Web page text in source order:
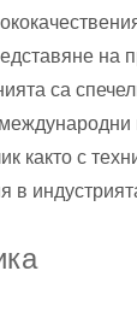
на
са
както с
в